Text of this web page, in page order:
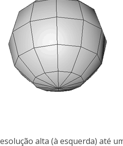
alta (à esquerda) até